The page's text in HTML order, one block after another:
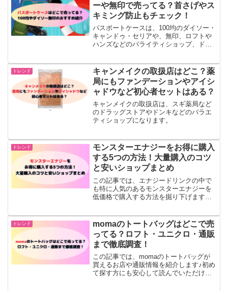
ーや無印で売ってる？首さげやス
キミング防止もチェック！
パスポートケースは、100均のダイソー・
キャンドゥ・セリアや、無印、ロフトや
ハンズなどのバライティショップ、ドン
が安心・安全でおすすめです。▼【1番人
気】パスポートケース...
トレンド
キャンメイクの取扱店はどこ？薬
局にもファンデーションやアイシ
ャドウなど初心者セットはある？
キャンメイクの取扱店は、スギ薬局など
のドラッグストアやドンキなどのバラエ
ティショップになります。
トレンド
モンスターエナジーをお得に購入
する5つの方法！大量購入のコツ
と安いショップまとめ
この記事では、エナジードリンクの中で
も特に人気のあるモンスターエナジーを
低価格で購入する方法を掘り下げます。
れています。活動的な日常をサポート
し、集中力を高める効果もあ...
トレンド
momaのトートバッグはどこで売
ってる？ロフト・ユニクロ・通販
まで徹底調査！
この記事では、momaのトートバッグが
買えるお店や通販情報を紹介します♪初め
て探す方にも安心して読んでいただける